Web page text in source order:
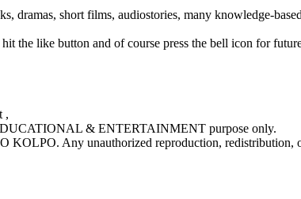
dramas, short films, audiostories, many knowledge-
the like button and of course press the bell icon for
,
& ENTERTAINMENT purpose only.
KOLPO. Any unauthorized reproduction,